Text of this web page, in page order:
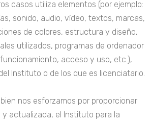
casos utiliza elementos (por ejemplo:
sonido, audio, vídeo, textos, marcas,
de colores, estructura y diseño,
utilizados, programas de ordenador
acceso y uso, etc.),
Instituto o de los que es licenciatario.
nos esforzamos por proporcionar
actualizada, el Instituto para la